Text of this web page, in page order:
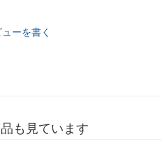
ューを書く
も見ています